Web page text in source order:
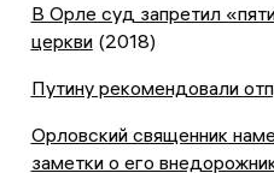
В Орле суд запретил
церкви(2018)
Путину рекомендовали
Орловский священник
заметки о его